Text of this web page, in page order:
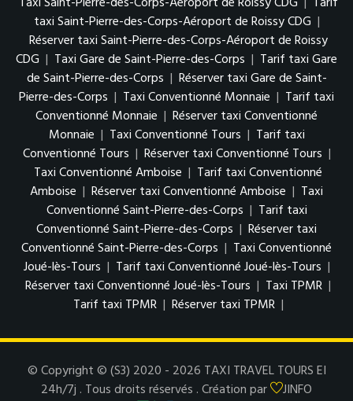
taxi Saint-Pierre-des-Corps-Aéroport de Roissy CDG |
Réserver taxi Saint-Pierre-des-Corps-Aéroport de Roissy
CDG | Taxi Gare de Saint-Pierre-des-Corps | Tarif taxi Gare
de Saint-Pierre-des-Corps | Réserver taxi Gare de Saint-
Pierre-des-Corps | Taxi Conventionné Monnaie | Tarif taxi
Conventionné Monnaie | Réserver taxi Conventionné
Monnaie | Taxi Conventionné Tours | Tarif taxi
Conventionné Tours | Réserver taxi Conventionné Tours |
Taxi Conventionné Amboise | Tarif taxi Conventionné
Amboise | Réserver taxi Conventionné Amboise | Taxi
Conventionné Saint-Pierre-des-Corps | Tarif taxi
Conventionné Saint-Pierre-des-Corps | Réserver taxi
Conventionné Saint-Pierre-des-Corps | Taxi Conventionné
Joué-lès-Tours | Tarif taxi Conventionné Joué-lès-Tours |
Réserver taxi Conventionné Joué-lès-Tours | Taxi TPMR |
Tarif taxi TPMR | Réserver taxi TPMR |
© Copyright © (S3) 2020 - 2026 TAXI TRAVEL TOURS EI
24h/7j . Tous droits réservés . Création par
JINFO